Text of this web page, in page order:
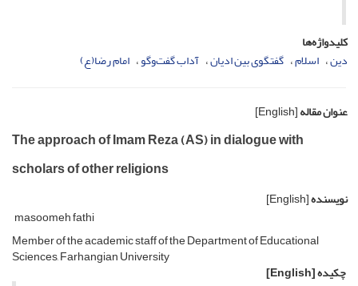
کلیدواژه‌ها
دین اسلام گفتگوی بین ادیان آداب گفت‌وگو امام رضا(ع)
عنوان مقاله[English]
The approach of Imam Reza (AS) in dialogue with
scholars of other religions
نویسنده[English]
masoomeh fathi
Member of the academic staff of the Department of Educational
Sciences, Farhangian University
چکیده[English]